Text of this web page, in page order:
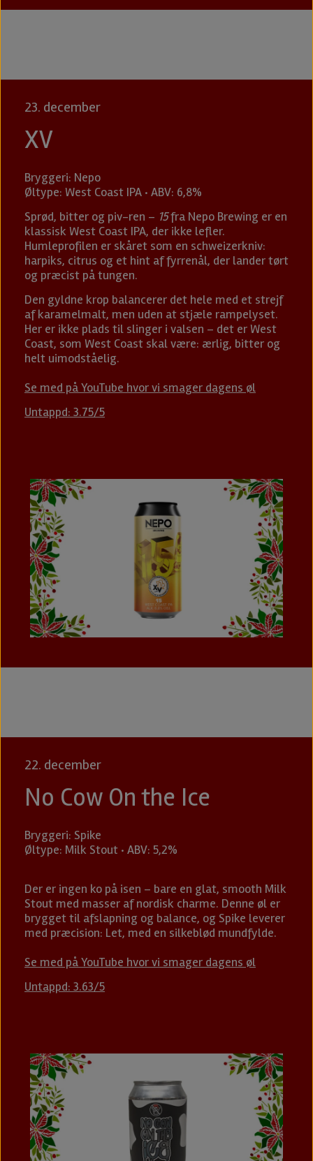
23. december
XV
Bryggeri: Nepo
Øltype: West Coast IPA · ABV: 6,8%
Sprød, bitter og piv-ren – 15fra Nepo Brewing er en
klassisk West Coast IPA, der ikke lefler.
Humleprofilen er skåret som en schweizerkniv:
harpiks, citrus og et hint af fyrrenål, der lander tørt
og præcist på tungen.
Den gyldne krop balancerer det hele med et strejf
af karamelmalt, men uden at stjæle rampelyset.
Her er ikke plads til slinger i valsen – det er West
Coast, som West Coast skal være: ærlig, bitter og
helt uimodståelig.
Se med på YouTube hvor vi smager dagens øl
Untappd: 3.75/5
22. december
No Cow On the Ice
Bryggeri: Spike
Øltype: Milk Stout · ABV: 5,2%
Der er ingen ko på isen – bare en glat, smooth Milk
Stout med masser af nordisk charme. Denne øl er
brygget til afslapning og balance, og Spike leverer
med præcision: Let, med en silkeblød mundfylde.
Se med på YouTube hvor vi smager dagens øl
Untappd: 3.63/5